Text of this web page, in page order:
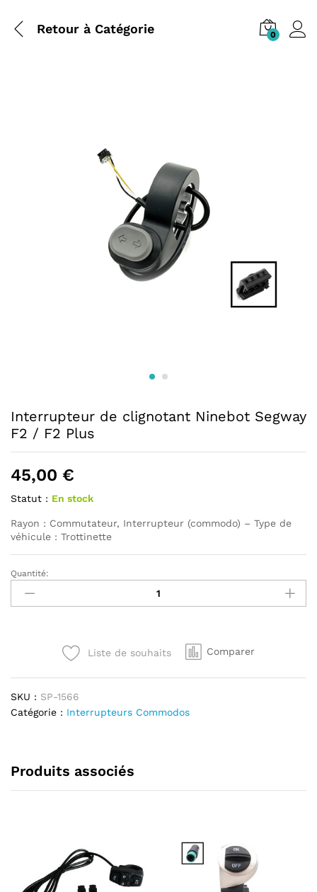
Retour à Catégorie 0
Interrupteur de clignotant Ninebot Segway
F2 / F2 Plus
45,00 €
Statut : En stock
Rayon : Commutateur, Interrupteur (commodo) – Type de
véhicule : Trottinette
Interrupteur
clignotant
Plus
quantité
Quantité:
Liste de souhaits Comparer
SKU : SP-1566
Catégorie : Interrupteurs Commodos
Produits associés